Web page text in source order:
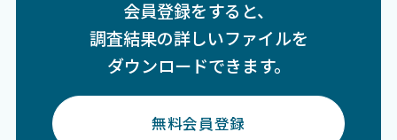
会員登録をすると、
調査結果の詳しいファイルを
ダウンロードできます。
無料会員登録